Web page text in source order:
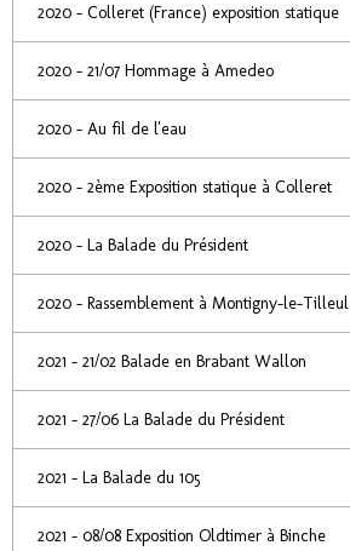
2020 - Colleret (France) exposition statique
2020 - 21/07 Hommage à Amedeo
2020 - Au fil de l'eau
2020 - 2ème Exposition statique à Colleret
2020 - La Balade du Président
2020 - Rassemblement à Montigny-le-Tilleul
2021 - 21/02 Balade en Brabant Wallon
2021 - 27/06 La Balade du Président
2021 - La Balade du 105
2021 - 08/08 Exposition Oldtimer à Binche